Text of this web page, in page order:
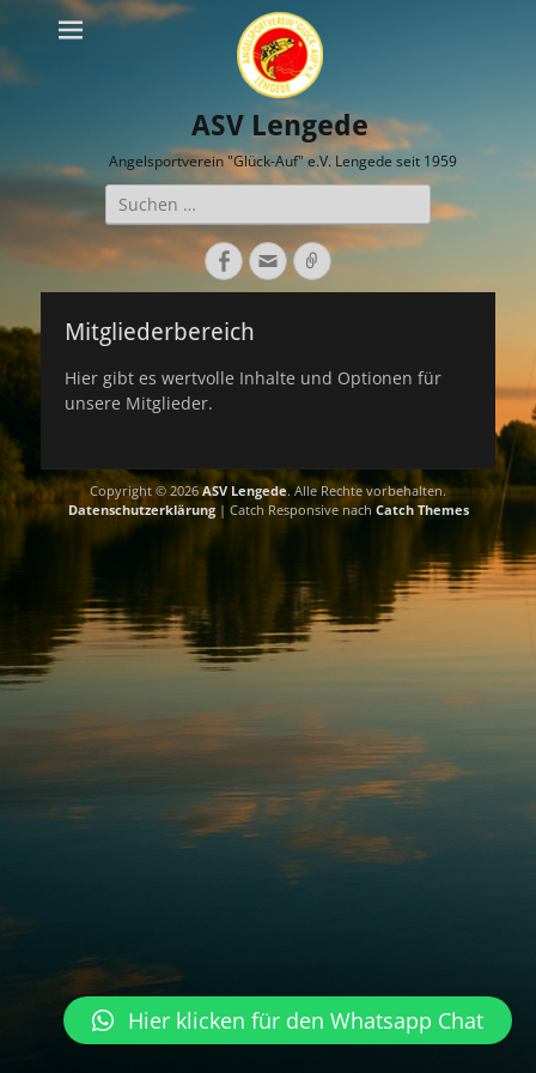
ASV Lengede
Angelsportverein "Glück-Auf" e.V. Lengede seit 1959
Suche
nach:
Facebook
E-
Mail
Verknüpfung
Mitgliederbereich
Hier gibt es wertvolle Inhalte und Optionen für
unsere Mitglieder.
Copyright © 2026ASV Lengede. Alle Rechte vorbehalten.
Datenschutzerklärung| Catch Responsive nach Catch Themes
Hier klicken für den Whatsapp Chat